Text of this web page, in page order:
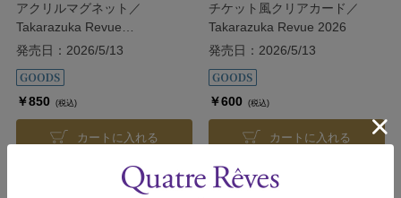
アクリルマグネット／
Takarazuka Revue
2026【Cosmos】
発売日：2026/5/13
￥850 (税込)
カートに入れる
チケット風クリアカード／
Takarazuka Revue 2026
発売日：2026/5/13
￥600 (税込)
カートに入れる